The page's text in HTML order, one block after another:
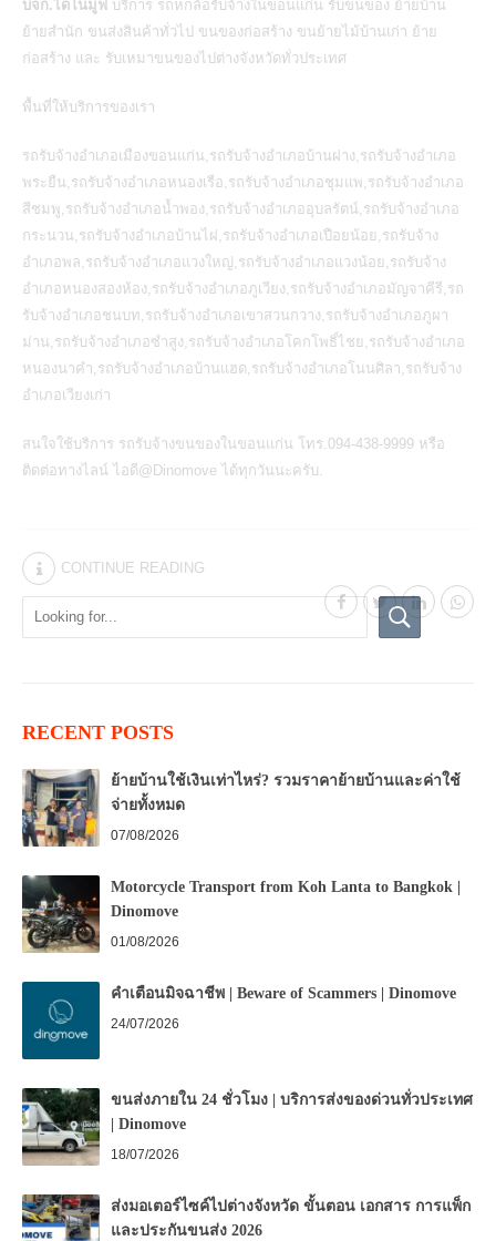
บจก.ไดโนมูฟ บริการ รถหกล้อรับจ้างในขอนแก่น รับขนของ ย้ายบ้าน
ย้ายสำนัก ขนส่งสินค้าทั่วไป ขนของก่อสร้าง ขนย้ายไม้บ้านเก่า ย้าย
ก่อสร้าง และ รับเหมาขนของไปต่างจังหวัดทั่วประเทศ
พื้นที่ให้บริการของเรา
รถรับจ้างอำเภอเมืองขอนแก่น,รถรับจ้างอำเภอบ้านฝาง,รถรับจ้างอำเภอ
พระยืน,รถรับจ้างอำเภอหนองเรือ,รถรับจ้างอำเภอชุมแพ,รถรับจ้างอำเภอ
สีชมพู,รถรับจ้างอำเภอน้ำพอง,รถรับจ้างอำเภออุบลรัตน์,รถรับจ้างอำเภอ
กระนวน,รถรับจ้างอำเภอบ้านไผ่,รถรับจ้างอำเภอเปือยน้อย,รถรับจ้าง
อำเภอพล,รถรับจ้างอำเภอแวงใหญ่,รถรับจ้างอำเภอแวงน้อย,รถรับจ้าง
อำเภอหนองสองห้อง,รถรับจ้างอำเภอภูเวียง,รถรับจ้างอำเภอมัญจาคีรี,รถ
รับจ้างอำเภอชนบท,รถรับจ้างอำเภอเขาสวนกวาง,รถรับจ้างอำเภอภูผา
ม่าน,รถรับจ้างอำเภอซำสูง,รถรับจ้างอำเภอโคกโพธิ์ไชย,รถรับจ้างอำเภอ
หนองนาคำ,รถรับจ้างอำเภอบ้านแฮด,รถรับจ้างอำเภอโนนศิลา,รถรับจ้าง
อำเภอเวียงเก่า
สนใจใช้บริการ รถรับจ้างขนของในขอนแก่น โทร.094-438-9999 หรือ
ติดต่อทางไลน์ ไอดี@Dinomove ได้ทุกวันนะครับ.
CONTINUE READING
RECENT POSTS
ย้ายบ้านใช้เงินเท่าไหร่? รวมราคาย้ายบ้านและค่าใช้
จ่ายทั้งหมด
07/08/2026
Motorcycle Transport from Koh Lanta to Bangkok |
Dinomove
01/08/2026
คำเตือนมิจฉาชีพ | Beware of Scammers | Dinomove
24/07/2026
ขนส่งภายใน 24 ชั่วโมง | บริการส่งของด่วนทั่วประเทศ
| Dinomove
18/07/2026
ส่งมอเตอร์ไซค์ไปต่างจังหวัด ขั้นตอน เอกสาร การแพ็ก
และประกันขนส่ง 2026